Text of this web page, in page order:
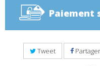
Paiement
Tweet Partager